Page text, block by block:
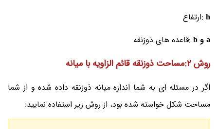
h :ارتفاع
a و b
:قاعده های ذوزنقه
روش 2:مساحت ذوزنقه قائم الزاویه با میانه
اگر در مسئله ای به شما اندازه میانه ذوزنقه داده شده و از شما
مساحت شکل خواسته شده بود، از روش زیر استفاده نمایید: